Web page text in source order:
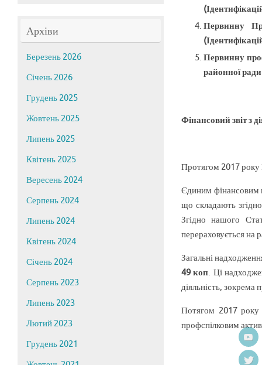
Первинну
Первинну
районної
Фінансовий звіт з
Протягом 2017 року
Єдиним фінансовим
що складають
Згідно нашого
перераховується на
Загальні
49 коп. Ці
діяльність, зокрема
Потягом 2017 року
профспілковим
Архіви
Березень 2026
Січень 2026
Грудень 2025
Жовтень 2025
Липень 2025
Квітень 2025
Вересень 2024
Серпень 2024
Липень 2024
Квітень 2024
Січень 2024
Серпень 2023
Липень 2023
Лютий 2023
Грудень 2021